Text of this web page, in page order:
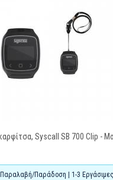
Syscall SB 700 Clip -
Παράδοση | 1-3